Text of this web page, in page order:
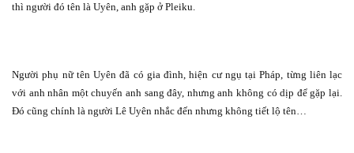
thì người đó tên là Uyên, anh gặp ở Pleiku.
Người phụ nữ tên Uyên đã có gia đình, hiện cư ngụ tại Pháp, từng liên lạc
với anh nhân một chuyến anh sang đây, nhưng anh không có dịp để gặp lại.
Đó cũng chính là người Lê Uyên nhắc đến nhưng không tiết lộ tên…